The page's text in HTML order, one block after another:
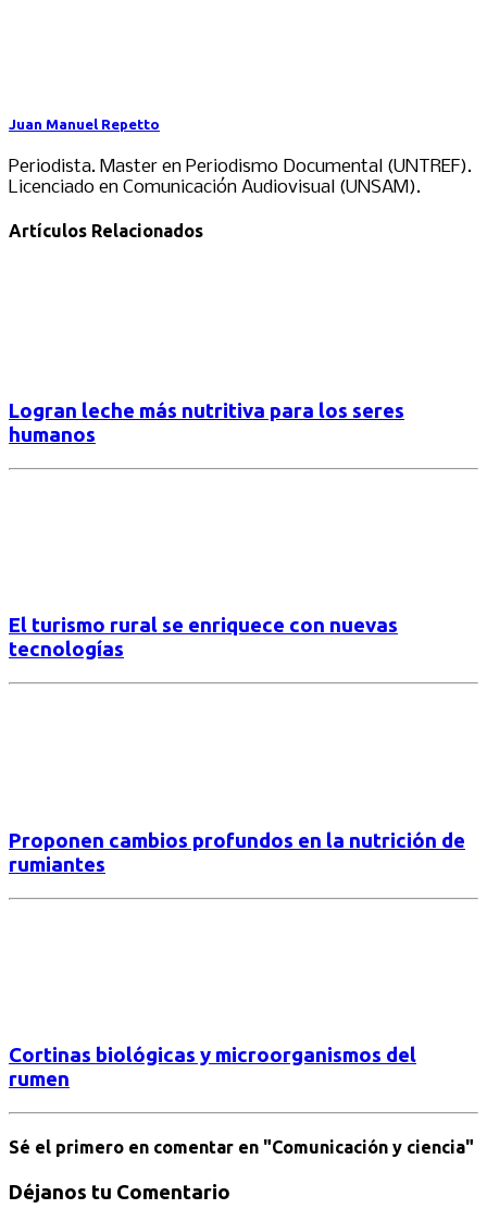
Juan Manuel Repetto
Periodista. Master en Periodismo Documental (UNTREF).
Licenciado en Comunicación Audiovisual (UNSAM).
Artículos Relacionados
Logran leche más nutritiva para los seres
humanos
El turismo rural se enriquece con nuevas
tecnologías
Proponen cambios profundos en la nutrición de
rumiantes
Cortinas biológicas y microorganismos del
rumen
Sé el primero en comentar en "Comunicación y ciencia"
Déjanos tu Comentario